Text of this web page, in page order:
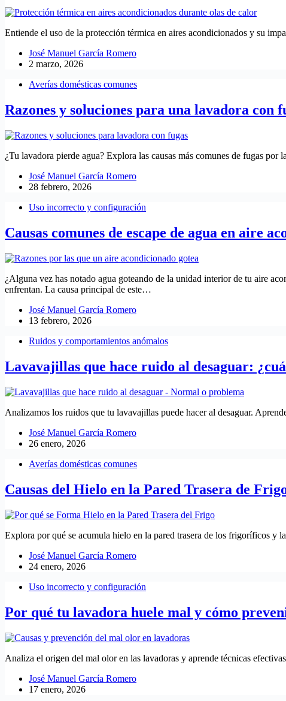
Entiende el uso de la protección térmica en aires acondicionados y su
José Manuel García Romero
2 marzo, 2026
Averías domésticas comunes
Razones y soluciones para una lavadora con
¿Tu lavadora pierde agua? Explora las causas más comunes de fugas
José Manuel García Romero
28 febrero, 2026
Uso incorrecto y configuración
Causas comunes de escape de agua en aire
¿Alguna vez has notado agua goteando de la unidad interior de tu aire
enfrentan. La causa principal de este…
José Manuel García Romero
13 febrero, 2026
Ruidos y comportamientos anómalos
Lavavajillas que hace ruido al desaguar:
Analizamos los ruidos que tu lavavajillas puede hacer al desaguar.
José Manuel García Romero
26 enero, 2026
Averías domésticas comunes
Causas del Hielo en la Pared Trasera de
Explora por qué se acumula hielo en la pared trasera de los frigoríficos y
José Manuel García Romero
24 enero, 2026
Uso incorrecto y configuración
Por qué tu lavadora huele mal y cómo
Analiza el origen del mal olor en las lavadoras y aprende técnicas
José Manuel García Romero
17 enero, 2026